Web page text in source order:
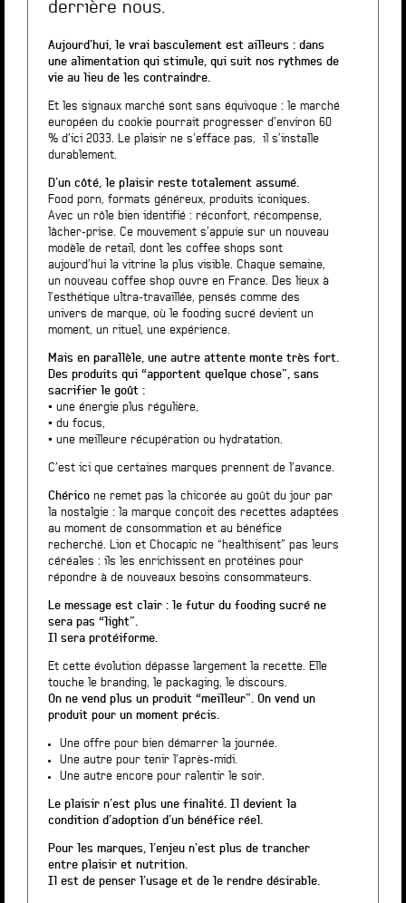
derrière nous.
Aujourd’hui, le vrai basculement est ailleurs : dans
une alimentation qui stimule, qui suit nos rythmes de
vie au lieu de les contraindre.
Et les signaux marché sont sans équivoque : le marché
européen du cookie pourrait progresser d’environ 60
% d’ici 2033. Le plaisir ne s’efface pas, il s’installe
durablement.
D’un côté, le plaisir reste totalement assumé.
Food porn, formats généreux, produits iconiques.
Avec un rôle bien identifié : réconfort, récompense,
lâcher-prise. Ce mouvement s’appuie sur un nouveau
modèle de retail, dont les coffee shops sont
aujourd’hui la vitrine la plus visible. Chaque semaine,
un nouveau coffee shop ouvre en France. Des lieux à
l’esthétique ultra-travaillée, pensés comme des
univers de marque, où le fooding sucré devient un
moment, un rituel, une expérience.
Mais en parallèle, une autre attente monte très fort.
Des produits qui “apportent quelque chose”, sans
sacrifier le goût :
• une énergie plus régulière,
• du focus,
• une meilleure récupération ou hydratation.
C’est ici que certaines marques prennent de l’avance.
Chérico ne remet pas la chicorée au goût du jour par
la nostalgie : la marque conçoit des recettes adaptées
au moment de consommation et au bénéfice
recherché. Lion et Chocapic ne “healthisent” pas leurs
céréales : ils les enrichissent en protéines pour
répondre à de nouveaux besoins consommateurs.
Le message est clair : le futur du fooding sucré ne
sera pas “light”.
Il sera protéiforme.
Et cette évolution dépasse largement la recette. Elle
touche le branding, le packaging, le discours.
On ne vend plus un produit “meilleur”. On vend un
produit pour un moment précis.
Une offre pour bien démarrer la journée.
Une autre pour tenir l’après-midi.
Une autre encore pour ralentir le soir.
Le plaisir n’est plus une finalité. Il devient la
condition d’adoption d’un bénéfice réel.
Pour les marques, l’enjeu n’est plus de trancher
entre plaisir et nutrition.
Il est de penser l’usage et de le rendre désirable.